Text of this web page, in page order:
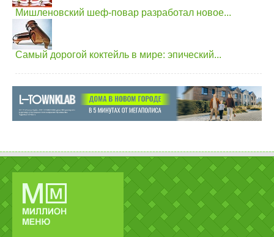
Мишленовский шеф-повар разработал новое...
Самый дорогой коктейль в мире: эпический...